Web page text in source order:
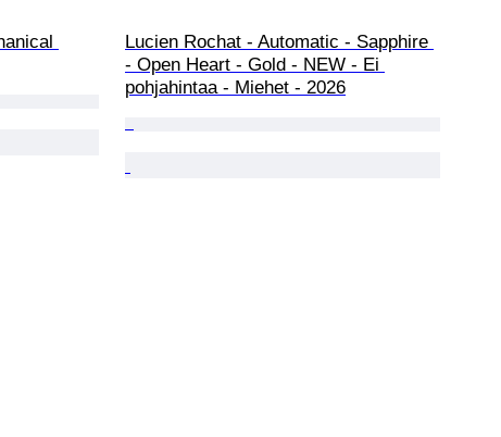
Lucien Rochat - Automatic - Sapphire
- Open Heart - Gold - NEW - Ei
pohjahintaa - Miehet - 2026